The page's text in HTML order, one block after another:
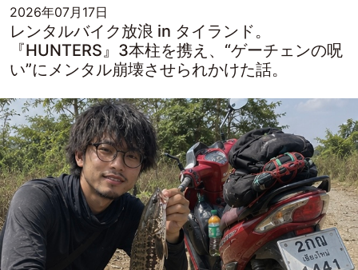
2026年07月17日
レンタルバイク放浪 in タイランド。
『HUNTERS』3本柱を携え、“ゲーチェンの呪
い”にメンタル崩壊させられかけた話。